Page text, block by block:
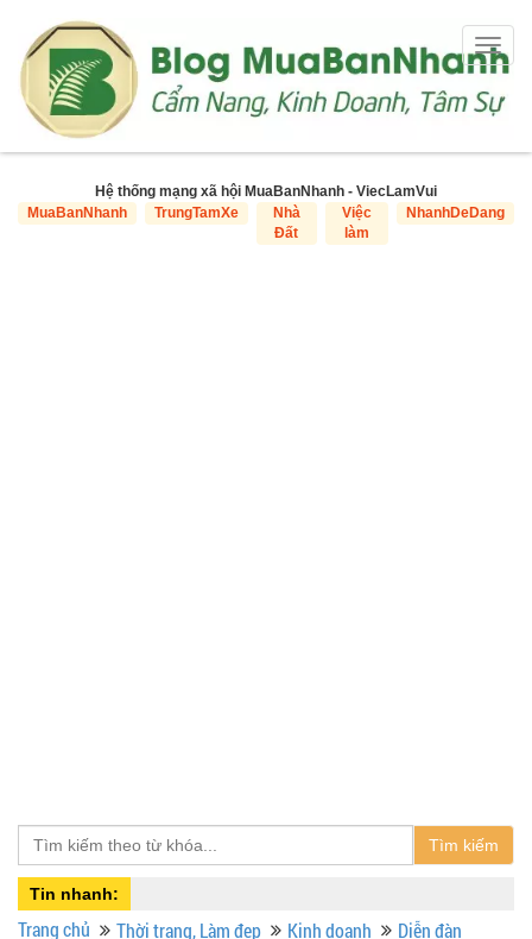
Hệ thống mạng xã hội MuaBanNhanh - ViecLamVui
MuaBanNhanh
TrungTamXe
Nhà
Đất
Việc
làm
NhanhDeDang
Tìm kiếm
Tin nhanh:
Trang chủ Thời trang, Làm đẹp Kinh doanh Diễn đàn